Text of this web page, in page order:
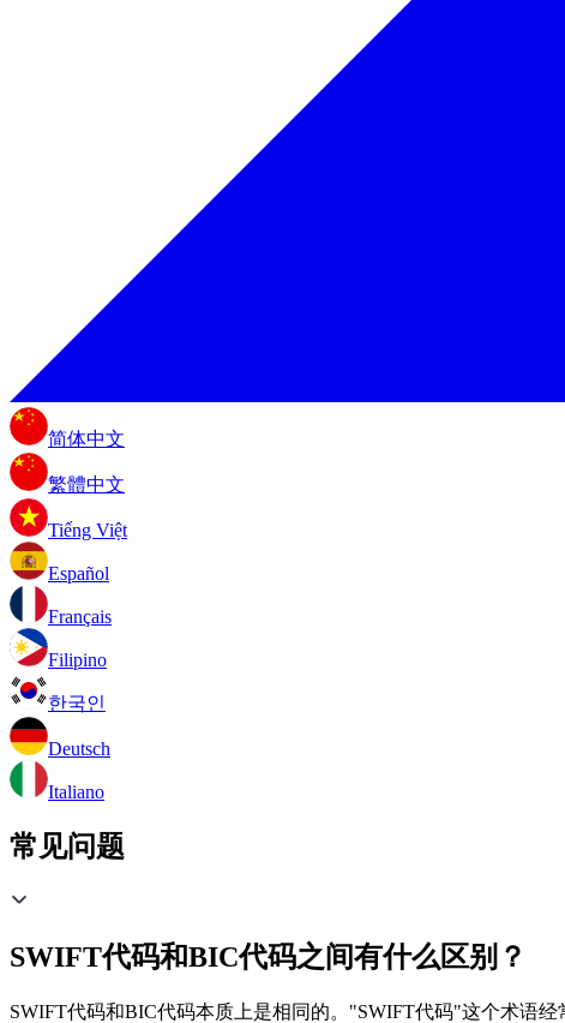
简体中文
繁體中文
Tiếng Việt
Español
Français
Filipino
한국인
Deutsch
Italiano
常见问题
SWIFT代码和BIC代码之间有什么区别？
SWIFT代码和BIC代码本质上是相同的。"SWIFT代码"这个术语